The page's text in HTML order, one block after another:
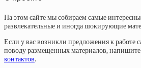
На этом сайте мы собираем самые
развлекательные и иногда шокирующие
Если у вас возникли предложения к работе
поводу размещенных материалов, напишите
контактов.